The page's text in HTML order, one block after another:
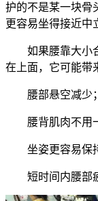
护的不是某一块骨
更容易坐得接近中
如果腰靠大小合
在上面，它可能带
腰部悬空减少；
腰背肌肉不用一
坐姿更容易保
短时间内腰部疲